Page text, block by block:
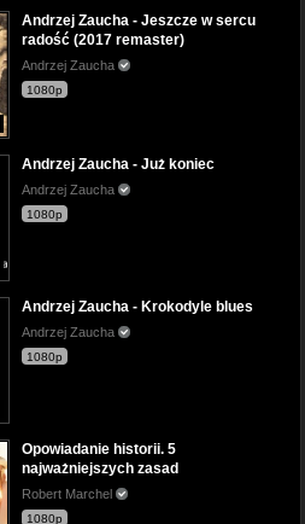
Andrzej Zaucha - Jeszcze w sercu
radość (2017 remaster)
Andrzej Zaucha
1080p
Andrzej Zaucha - Już koniec
Andrzej Zaucha
1080p
Andrzej Zaucha - Krokodyle blues
Andrzej Zaucha
1080p
Opowiadanie historii. 5
najważniejszych zasad
Robert Marchel
1080p